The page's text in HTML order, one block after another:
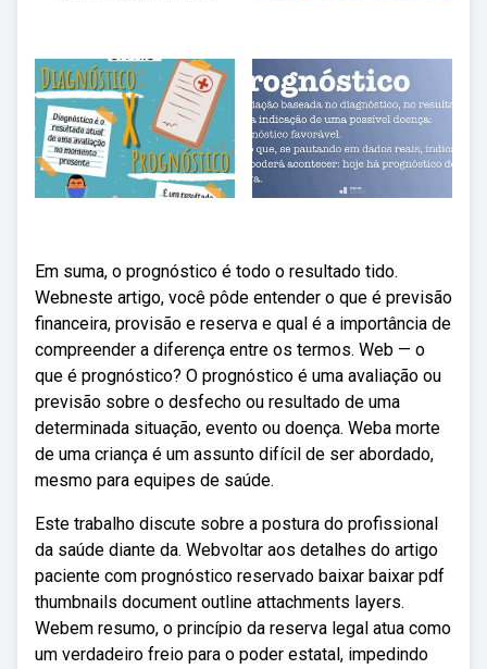
Em suma, o prognóstico é todo o resultado tido.
Webneste artigo, você pôde entender o que é previsão
financeira, provisão e reserva e qual é a importância de
compreender a diferença entre os termos. Web — o
que é prognóstico? O prognóstico é uma avaliação ou
previsão sobre o desfecho ou resultado de uma
determinada situação, evento ou doença. Weba morte
de uma criança é um assunto difícil de ser abordado,
mesmo para equipes de saúde.
Este trabalho discute sobre a postura do profissional
da saúde diante da. Webvoltar aos detalhes do artigo
paciente com prognóstico reservado baixar baixar pdf
thumbnails document outline attachments layers.
Webem resumo, o princípio da reserva legal atua como
um verdadeiro freio para o poder estatal, impedindo